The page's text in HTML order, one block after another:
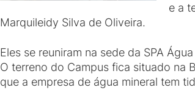
e a
Marquileidy Silva de Oliveira.
Eles se reuniram na sede da SPA
O terreno do Campus fica situado na
que a empresa de água mineral tem